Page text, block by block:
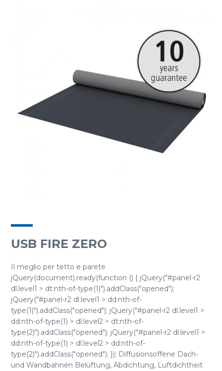
USB FIRE ZERO
Il meglio per tetto e parete
jQuery(document).ready(function () { jQuery("#panel-r2
dl.level1 > dt:nth-of-type(1)").addClass("opened");
jQuery("#panel-r2 dl.level1 > dd:nth-of-
type(1)").addClass("opened"); jQuery("#panel-r2 dl.level1 >
dd:nth-of-type(1) > dl.level2 > dt:nth-of-
type(2)").addClass("opened"); jQuery("#panel-r2 dl.level1 >
dd:nth-of-type(1) > dl.level2 > dd:nth-of-
type(2)").addClass("opened"); }); Diffusionsoffene Dach-
und Wandbahnen Belüftung, Abdichtung, Luftdichtheit